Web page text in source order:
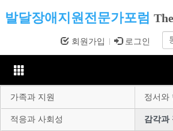
발달장애지원전문가포럼
회원가입 로그인
가족과 지원
정서와
적응과 사회성 감각과